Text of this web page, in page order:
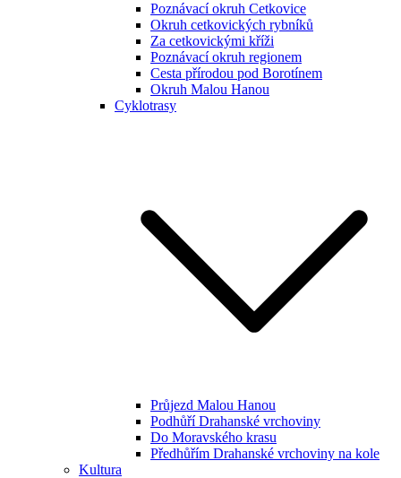
Poznávací okruh Cetkovice
Okruh cetkovických rybníků
Za cetkovickými kříži
Poznávací okruh regionem
Cesta přírodou pod Borotínem
Okruh Malou Hanou
Cyklotrasy
Průjezd Malou Hanou
Podhůří Drahanské vrchoviny
Do Moravského krasu
Předhůřím Drahanské vrchoviny na kole
Kultura